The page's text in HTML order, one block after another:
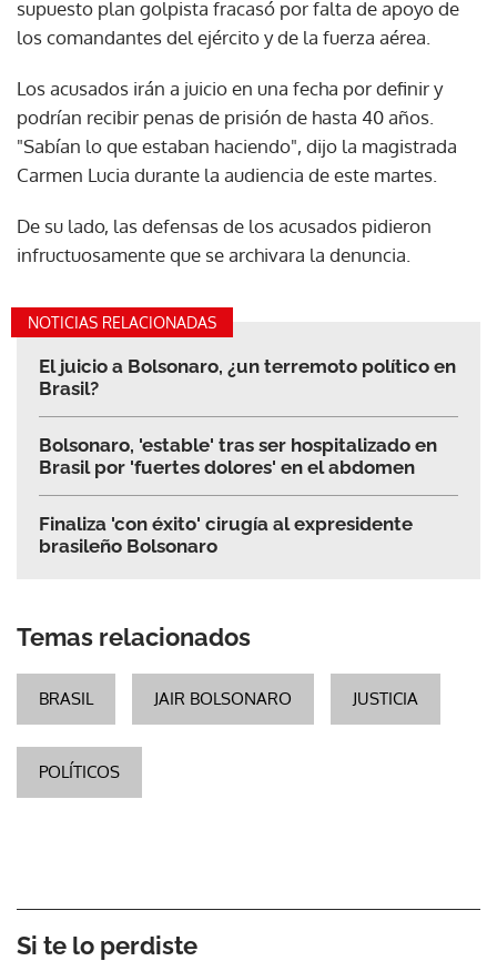
supuesto plan golpista fracasó por falta de apoyo de
los comandantes del ejército y de la fuerza aérea.
Los acusados irán a juicio en una fecha por definir y
podrían recibir penas de prisión de hasta 40 años.
"Sabían lo que estaban haciendo", dijo la magistrada
Carmen Lucia durante la audiencia de este martes.
De su lado, las defensas de los acusados pidieron
infructuosamente que se archivara la denuncia.
NOTICIAS RELACIONADAS
El juicio a Bolsonaro, ¿un terremoto político en
Brasil?
Bolsonaro, 'estable' tras ser hospitalizado en
Brasil por 'fuertes dolores' en el abdomen
Finaliza 'con éxito' cirugía al expresidente
brasileño Bolsonaro
Temas relacionados
BRASIL JAIR BOLSONARO JUSTICIA
POLÍTICOS
Si te lo perdiste